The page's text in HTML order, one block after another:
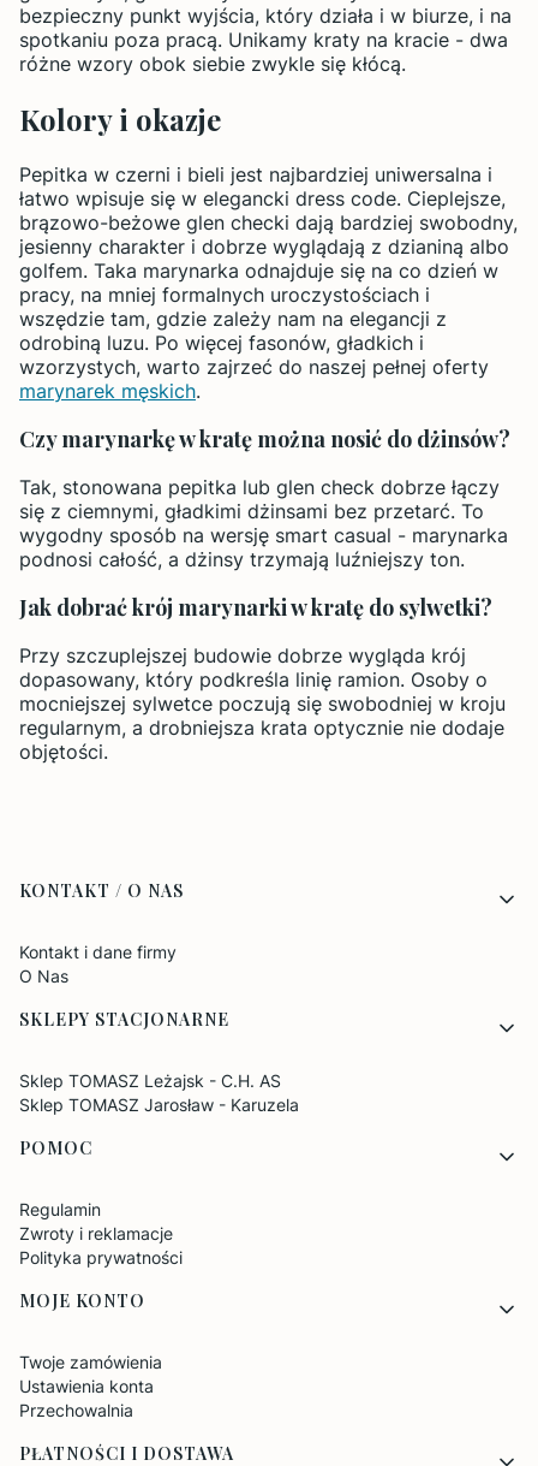
bezpieczny punkt wyjścia, który działa i w biurze, i na
spotkaniu poza pracą. Unikamy kraty na kracie - dwa
różne wzory obok siebie zwykle się kłócą.
Kolory i okazje
Pepitka w czerni i bieli jest najbardziej uniwersalna i
łatwo wpisuje się w elegancki dress code. Cieplejsze,
brązowo-beżowe glen checki dają bardziej swobodny,
jesienny charakter i dobrze wyglądają z dzianiną albo
golfem. Taka marynarka odnajduje się na co dzień w
pracy, na mniej formalnych uroczystościach i
wszędzie tam, gdzie zależy nam na elegancji z
odrobiną luzu. Po więcej fasonów, gładkich i
wzorzystych, warto zajrzeć do naszej pełnej oferty
marynarek męskich.
Czy marynarkę w kratę można nosić do dżinsów?
Tak, stonowana pepitka lub glen check dobrze łączy
się z ciemnymi, gładkimi dżinsami bez przetarć. To
wygodny sposób na wersję smart casual - marynarka
podnosi całość, a dżinsy trzymają luźniejszy ton.
Jak dobrać krój marynarki w kratę do sylwetki?
Przy szczuplejszej budowie dobrze wygląda krój
dopasowany, który podkreśla linię ramion. Osoby o
mocniejszej sylwetce poczują się swobodniej w kroju
regularnym, a drobniejsza krata optycznie nie dodaje
objętości.
Linki w stopce
KONTAKT / O NAS
Kontakt i dane firmy
O Nas
SKLEPY STACJONARNE
Sklep TOMASZ Leżajsk - C.H. AS
Sklep TOMASZ Jarosław - Karuzela
POMOC
Regulamin
Zwroty i reklamacje
Polityka prywatności
MOJE KONTO
Twoje zamówienia
Ustawienia konta
Przechowalnia
PŁATNOŚCI I DOSTAWA